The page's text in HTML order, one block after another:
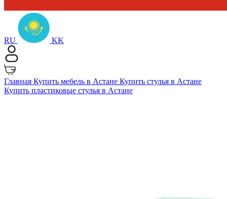
RU KK
Главная Купить мебель в Астане Купить стулья в Астане
Купить пластиковые стулья в Астане